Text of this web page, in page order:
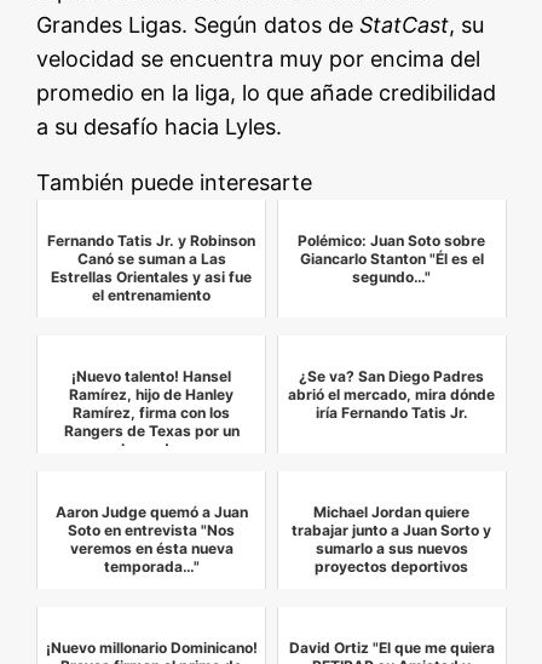
Grandes Ligas. Según datos deStatCast, su
velocidad se encuentra muy por encima del
promedio en la liga, lo que añade credibilidad
a su desafío hacia Lyles.
También puede interesarte
Fernando Tatis Jr. y Robinson
Canó se suman a Las
Estrellas Orientales y asi fue
el entrenamiento
Polémico: Juan Soto sobre
Giancarlo Stanton "Él es el
segundo…"
¡Nuevo talento! Hansel
Ramírez, hijo de Hanley
Ramírez, firma con los
Rangers de Texas por un
bono d…
¿Se va? San Diego Padres
abrió el mercado, mira dónde
iría Fernando Tatis Jr.
Aaron Judge quemó a Juan
Soto en entrevista "Nos
veremos en ésta nueva
temporada…"
Michael Jordan quiere
trabajar junto a Juan Sorto y
sumarlo a sus nuevos
proyectos deportivos
¡Nuevo millonario Dominicano!
David Ortiz "El que me quiera